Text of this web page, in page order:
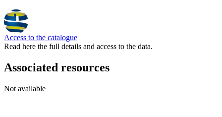
Access to the catalogue
Read here the full details and access to the data.
Associated resources
Not available